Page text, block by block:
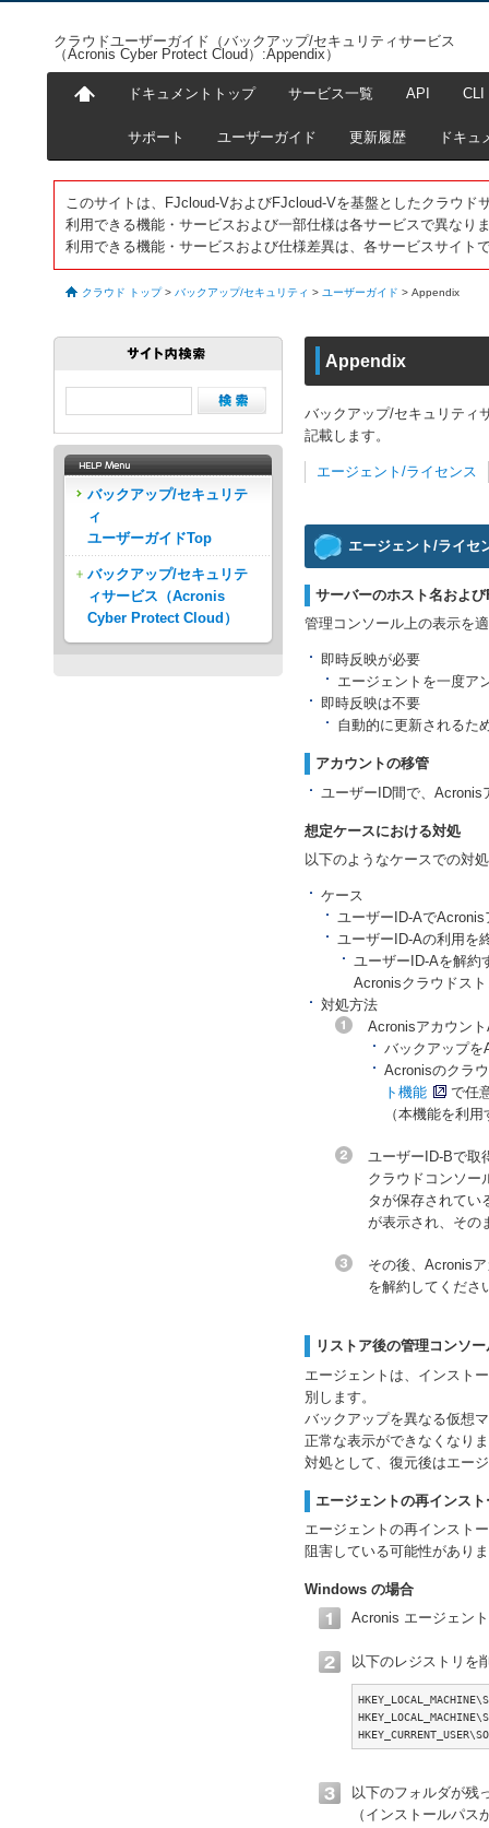
クラウドユーザーガイド（バックアップ/セキュリティサービス
（Acronis Cyber Protect Cloud）:Appendix）
ドキュメントトップ サービス一覧 API CLI
サポート ユーザーガイド 更新履歴 ドキュ
このサイトは、FJcloud-VおよびFJcloud-Vを基盤としたクラウド
利用できる機能・サービスおよび一部仕様は各サービスで異なり
利用できる機能・サービスおよび仕様差異は、各サービスサイト
クラウド トップ > バックアップ/セキュリティ > ユーザーガイド > Appendix
Appendix
バックアップ/セキュリティ
記載します。
エージェント/ライセンス
エージェント/ライセ
サーバーのホスト名およ
管理コンソール上の表示を
即時反映が必要
エージェントを一度ア
即時反映は不要
自動的に更新されるた
アカウントの移管
ユーザーID間で、Acronis
想定ケースにおける対処
以下のようなケースでの対
ケース
ユーザーID-Aで
ユーザーID-Aの利用を
ユーザーID-Aを解約
Acronisクラウドス
対処方法
Acronisアカウン
バックアップを
Acronisのクラ
ト機能
で任
（本機能を利
ユーザーID-Bで取
クラウドコンソー
タが保存されてい
が表示され、その
その後、Acronis
を解約してくださ
リストア後の管理コンソ
エージェントは、インスト
別します。
バックアップを異なる仮想
正常な表示ができなくなり
対処として、復元後はエー
エージェントの再インス
エージェントの再インスト
阻害している可能性があり
Windows の場合
Acronis エージェン
以下のレジストリを
以下のフォルダが残
（インストールパ
バックアップ/セキュリテ
ィ
ユーザーガイドTop
バックアップ/セキュリテ
ィサービス（Acronis
Cyber Protect Cloud）